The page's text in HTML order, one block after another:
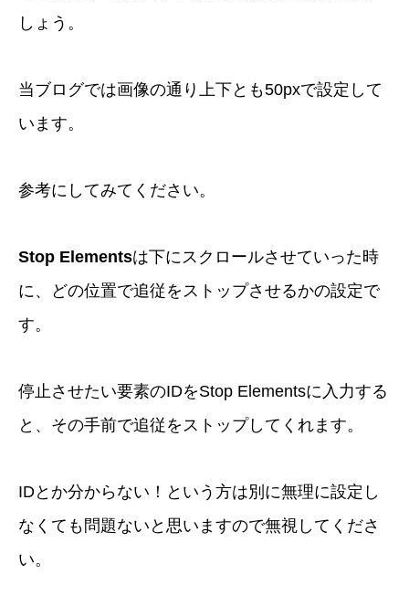
しょう。
当ブログでは画像の通り上下とも50pxで設定して
います。
参考にしてみてください。
Stop Elementsは下にスクロールさせていった時
に、どの位置で追従をストップさせるかの設定で
す。
停止させたい要素のIDをStop Elementsに入力する
と、その手前で追従をストップしてくれます。
IDとか分からない！という方は別に無理に設定し
なくても問題ないと思いますので無視してくださ
い。